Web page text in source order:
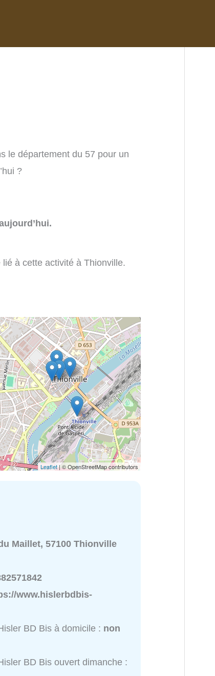
le département du 57 pour un
?
à cette activité à Thionville.
Leaflet| © OpenStreetMap contributors
Maillet, 57100 Thionville
www.hislerbdbis-
BD Bis à domicile : non
BD Bis ouvert dimanche :